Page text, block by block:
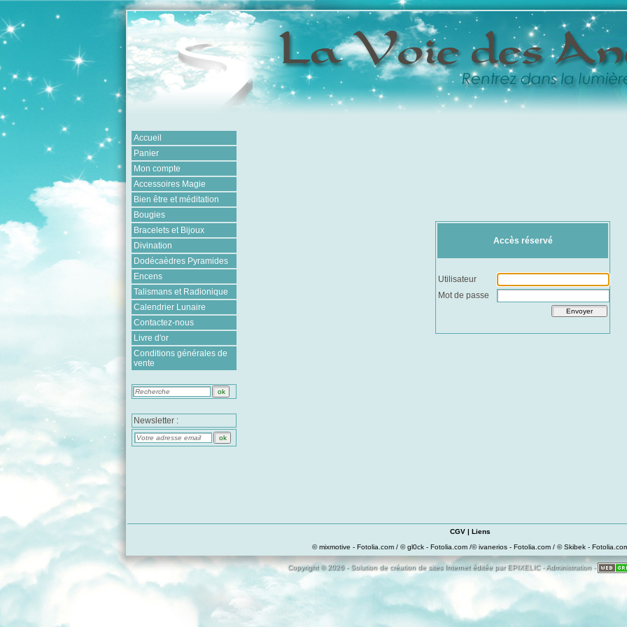
Accueil
Panier
Mon compte
Accessoires Magie
Bien être et méditation
Bougies
Bracelets et Bijoux
Divination
Dodécaèdres Pyramides
Encens
Talismans et Radionique
Calendrier Lunaire
Contactez-nous
Livre d'or
Conditions générales de
vente
Newsletter :
Accès réservé
Utilisateur
Mot de passe
CGV | Liens
© mixmotive - Fotolia.com / © gl0ck - Fotolia.com /© ivanerios - Fotolia.com / © Skibek -
Copyright © 2026 - Solution de création de sites Internet éditée par EPIXELIC- Administration-